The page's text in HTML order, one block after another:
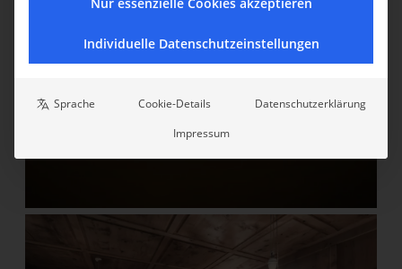
Nur essenzielle Cookies akzeptieren
Individuelle Datenschutzeinstellungen
Sprache Cookie-Details
Datenschutzerklärung
Impressum